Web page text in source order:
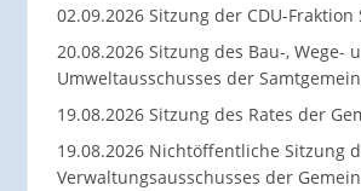
02.09.2026 Sitzung der CDU-Fraktion
20.08.2026 Sitzung des Bau-, Wege-
Umweltausschusses der
19.08.2026 Sitzung des Rates der
19.08.2026 Nichtöffentliche Sitzung
Verwaltungsausschusses der